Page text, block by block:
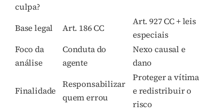
culpa?
Base legal Art. 186 CC
Art. 927 CC + leis
especiais
Foco da
análise
Conduta do
agente
Nexo causal e
dano
Finalidade
Responsabilizar
quem errou
Proteger a vítima
e redistribuir o
risco